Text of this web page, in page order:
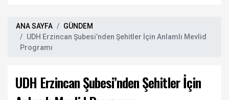
ANA SAYFA
GÜNDEM
UDH Erzincan Şubesi’nden Şehitler İçin Anlamlı Mevlid
Programı
UDH Erzincan Şubesi’nden Şehitler İçin